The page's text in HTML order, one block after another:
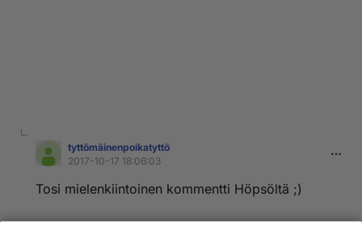
tyttömäinenpoikatyttö
2017-10-17 18:06:03
Tosi mielenkiintoinen kommentti Höpsöltä ;)